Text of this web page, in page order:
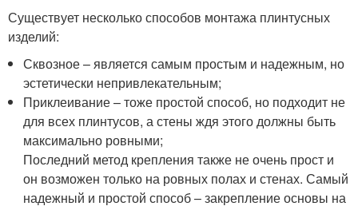
Существует несколько способов монтажа плинтусных
изделий:
Сквозное – является самым простым и надежным, но
эстетически непривлекательным;
Приклеивание – тоже простой способ, но подходит не
для всех плинтусов, а стены ждя этого должны быть
максимально ровными;
Последний метод крепления также не очень прост и
он возможен только на ровных полах и стенах. Самый
надежный и простой способ – закрепление основы на